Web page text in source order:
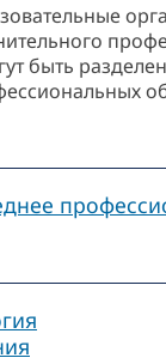
быть